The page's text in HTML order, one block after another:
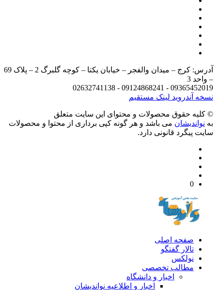
آدرس: کرج – میدان والفجر – خیابان یکتا – کوچه گلبرگ 2 – پلاک 69
3
09365452019 - 09124868241 -
آندرویدلینک مستقیم
حقوق محصولات و محتوای اين سایت متعلق
می باشد و هر گونه کپی برداری از محتوا و محصولات
پیگرد قانونی دارد.
صفحه اصلی
تالار گفتگو
نولکس
مطالب تخصصی
اخبار و دانشگاه
اخبار و اطلاعیه نواندیشان